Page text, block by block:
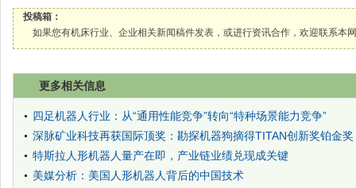
投稿箱：
如果您有机床行业、企业相关新闻稿件发表，或进行资讯合作，欢迎联系本
更多相关信息
四足机器人行业：从“通用性能竞争”转向“特种场景能力竞争”
深脉矿业科技再获国际顶奖：勘探机器狗摘得TITAN创新奖铂金奖
特斯拉人形机器人量产在即，产业链业绩兑现成关键
美媒分析：美国人形机器人背后的中国技术